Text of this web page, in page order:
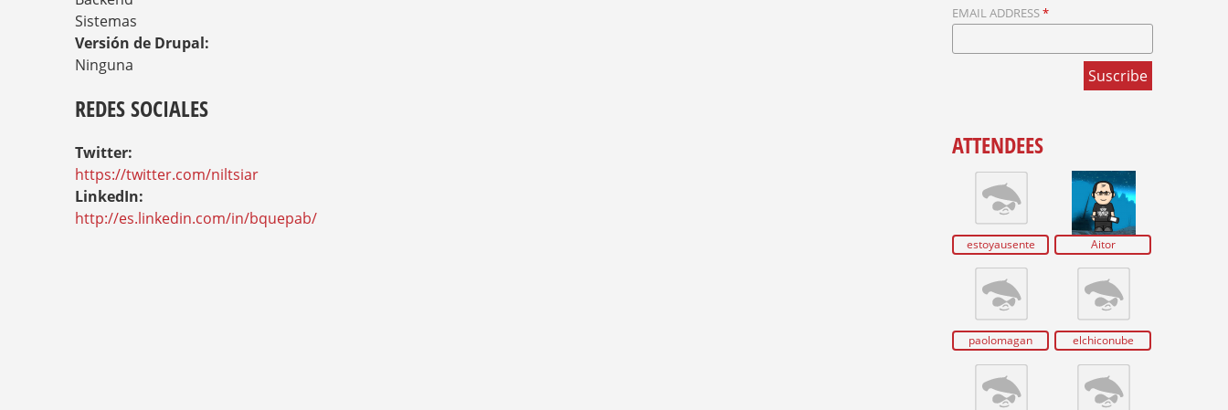
Sistemas
Versión de Drupal:
Ninguna
REDES SOCIALES
Twitter:
https://twitter.com/niltsiar
LinkedIn:
http://es.linkedin.com/in/bquepab/
EMAIL ADDRESS*
ATTENDEES
estoyausente Aitor
paolomagan elchiconube